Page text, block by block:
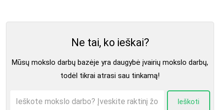
Ne tai, ko ieškai?
Mūsų mokslo darbų bazėje yra daugybė įvairių mokslo darbų,
todėl tikrai atrasi sau tinkamą!
Ieškoti